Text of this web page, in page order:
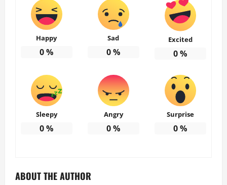
Happy
0%
Sad
0%
Excited
0%
Sleepy
0%
Angry
0%
Surprise
0%
ABOUT THE AUTHOR